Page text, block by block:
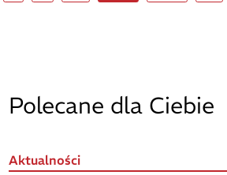
Polecane dla Ciebie
Aktualności